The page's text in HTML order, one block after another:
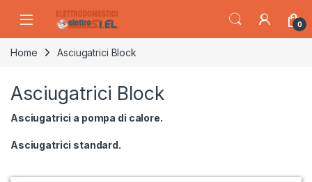
0
Home Asciugatrici Block
Asciugatrici Block
Asciugatrici a pompa di calore.
Asciugatrici standard.